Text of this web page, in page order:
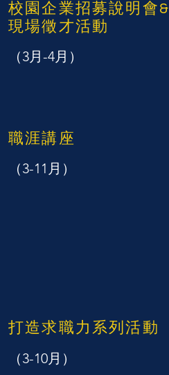
校園企業招募說明會&
現場徵才活動
（3月-4月）
職涯講座
（3-11月）
打造求職力系列活動
（3-10月）